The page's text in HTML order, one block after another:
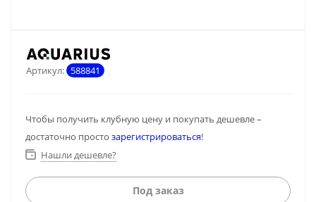
Артикул: 588841
Чтобы получить клубную цену и покупать дешевле –
достаточно просто зарегистрироваться!
Нашли дешевле?
Под заказ